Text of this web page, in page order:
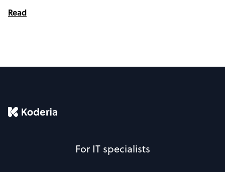
Read
For IT specialists